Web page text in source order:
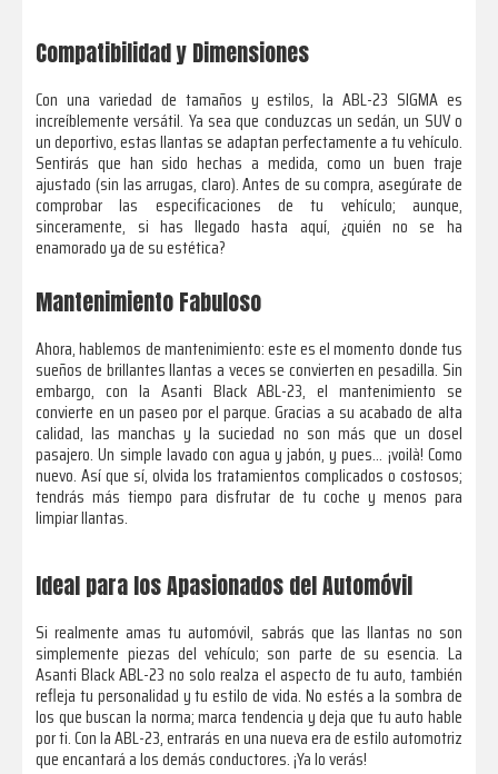
Compatibilidad y Dimensiones
Con una variedad de tamaños y estilos, la ABL-23 SIGMA es
increíblemente versátil. Ya sea que conduzcas un sedán, un SUV o
un deportivo, estas llantas se adaptan perfectamente a tu vehículo.
Sentirás que han sido hechas a medida, como un buen traje
ajustado (sin las arrugas, claro). Antes de su compra, asegúrate de
comprobar las especificaciones de tu vehículo; aunque,
sinceramente, si has llegado hasta aquí, ¿quién no se ha
enamorado ya de su estética?
Mantenimiento Fabuloso
Ahora, hablemos de mantenimiento: este es el momento donde tus
sueños de brillantes llantas a veces se convierten en pesadilla. Sin
embargo, con la Asanti Black ABL-23, el mantenimiento se
convierte en un paseo por el parque. Gracias a su acabado de alta
calidad, las manchas y la suciedad no son más que un dosel
pasajero. Un simple lavado con agua y jabón, y pues… ¡voilà! Como
nuevo. Así que sí, olvida los tratamientos complicados o costosos;
tendrás más tiempo para disfrutar de tu coche y menos para
limpiar llantas.
Ideal para los Apasionados del Automóvil
Si realmente amas tu automóvil, sabrás que las llantas no son
simplemente piezas del vehículo; son parte de su esencia. La
Asanti Black ABL-23 no solo realza el aspecto de tu auto, también
refleja tu personalidad y tu estilo de vida. No estés a la sombra de
los que buscan la norma; marca tendencia y deja que tu auto hable
por ti. Con la ABL-23, entrarás en una nueva era de estilo automotriz
que encantará a los demás conductores. ¡Ya lo verás!